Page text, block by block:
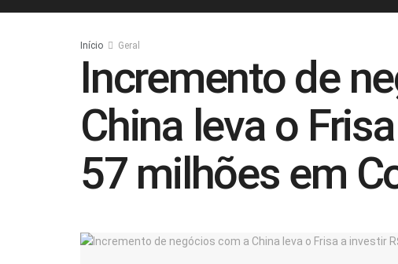
Início Geral
Incremento de
China leva o
57 milhões em